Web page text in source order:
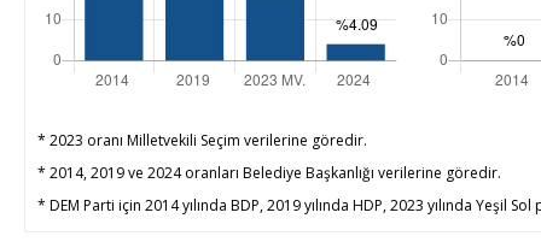
* 2023 oranı Milletvekili Seçim verilerine göredir.
* 2014, 2019 ve 2024 oranları Belediye Başkanlığı verilerine göredir.
* DEM Parti için 2014 yılında BDP, 2019 yılında HDP, 2023 yılında Yeşil Sol